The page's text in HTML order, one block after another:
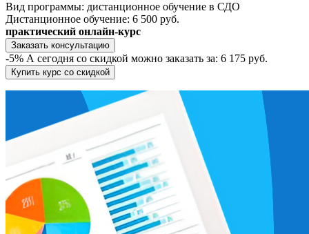
Вид программы: дистанционное обучение в СДО
Дистанционное обучение: 6 500 руб.
практический онлайн-курс
Заказать консультацию
-5% А сегодня со скидкой можно заказать за: 6 175 руб.
Купить курс со скидкой